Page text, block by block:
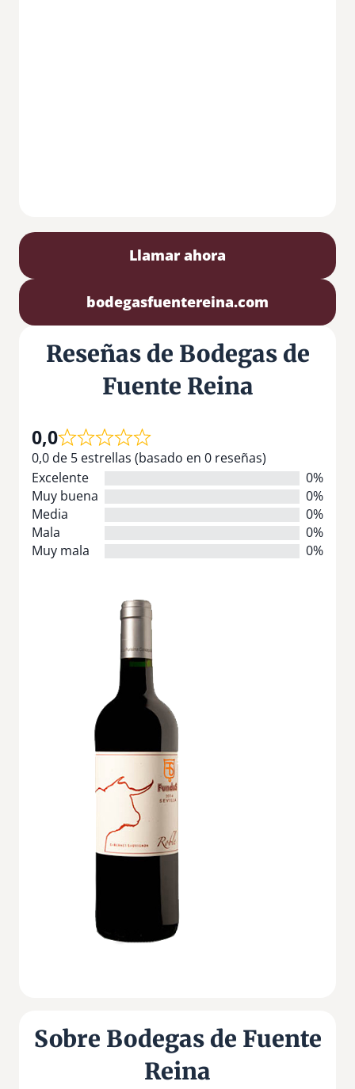
Llamar ahora
bodegasfuentereina.com
Reseñas de Bodegas de
Fuente Reina
0,0
0,0 de 5 estrellas (basado en 0 reseñas)
Excelente
0%
Muy buena
0%
Media
0%
Mala
0%
Muy mala
0%
Sobre Bodegas de Fuente
Reina